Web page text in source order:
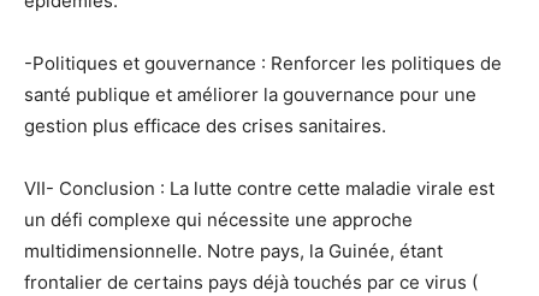
-Politiques et gouvernance : Renforcer les politiques de
santé publique et améliorer la gouvernance pour une
gestion plus efficace des crises sanitaires.
VII- Conclusion : La lutte contre cette maladie virale est
un défi complexe qui nécessite une approche
multidimensionnelle. Notre pays, la Guinée, étant
frontalier de certains pays déjà touchés par ce virus (